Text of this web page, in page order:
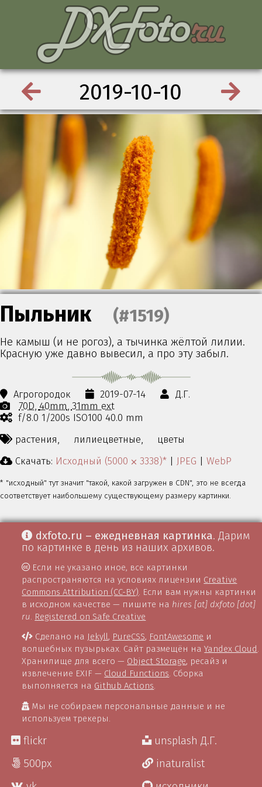
2019-10-10
Пыльник (#1519)
Не камыш (и не рогоз), а тычинка жёлтой лилии.
Красную уже давно вывесил, а про эту забыл.
Агрогородок 2019-07-14
Д.Г.
70D 40mm 31mm ext
f/8.0 1/200s ISO100 40.0 mm
растения,
лилиецветные,
цветы
Скачать: Исходный (5000 ⨉ 3338)* | JPEG | WebP
* "исходный" тут значит "такой, какой загружен в CDN", это не всегда
соответствует наибольшему существующему размеру картинки.
dxfoto.ru – ежедневная картинка. Дарим
по картинке в день из наших архивов.
Если не указано иное, все картинки
распространяются на условиях лицензии Creative
Commons Attribution (CC-BY). Если вам нужны картинки
в исходном качестве — пишите на hires [at] dxfoto [dot]
ru. Registered on Safe Creative
Сделано на Jekyll, PureCSS, FontAwesome и
волшебных пузырьках. Сайт размещён наYandex Cloud .
Хранилище для всего — Object Storage, ресайз и
извлечение EXIF — Cloud Functions. Сборка
выполняется на Github Actions.
Мы не собираем персональные данные и не
используем трекеры.
flickr
500px
unsplash Д.Г.
inaturalist